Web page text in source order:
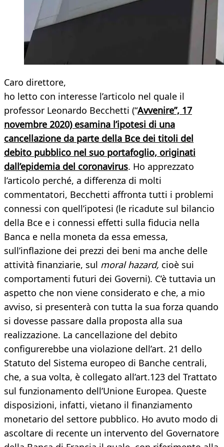
Caro direttore,
ho letto con interesse l’articolo nel quale il
professor Leonardo Becchetti (“Avvenire”, 17
novembre 2020) esamina l’ipotesi di una
cancellazione da parte della Bce dei titoli del
debito pubblico nel suo portafoglio, originati
dall’epidemia del coronavirus. Ho apprezzato
l’articolo perché, a differenza di molti
commentatori, Becchetti affronta tutti i problemi
connessi con quell’ipotesi (le ricadute sul bilancio
della Bce e i connessi effetti sulla fiducia nella
Banca e nella moneta da essa emessa,
sull’inflazione dei prezzi dei beni ma anche delle
attività finanziarie, sul moral hazard, cioè sui
comportamenti futuri dei Governi). C’è tuttavia un
aspetto che non viene considerato e che, a mio
avviso, si presenterà con tutta la sua forza quando
si dovesse passare dalla proposta alla sua
realizzazione. La cancellazione del debito
configurerebbe una violazione dell’art. 21 dello
Statuto del Sistema europeo di Banche centrali,
che, a sua volta, è collegato all’art.123 del Trattato
sul funzionamento dell’Unione Europea. Queste
disposizioni, infatti, vietano il finanziamento
monetario del settore pubblico. Ho avuto modo di
ascoltare di recente un intervento del Governatore